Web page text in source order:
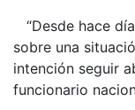
“Desde hace
sobre una
intención seguir
funcionario